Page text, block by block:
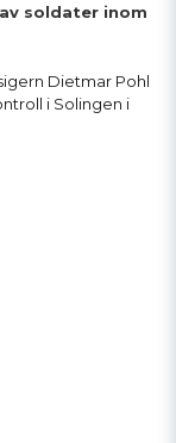
soldater inom
Dietmar Pohl
i Solingen i
och